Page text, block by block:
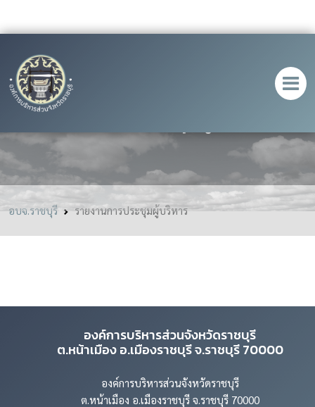
อบจ.ราชบุรี รายงานการประชุมผู้บริหาร
องค์การบริหารส่วนจังหวัดราชบุรี
ต.หน้าเมือง อ.เมืองราชบุรี จ.ราชบุรี 70000
องค์การบริหารส่วนจังหวัดราชบุรี
ต.หน้าเมือง อ.เมืองราชบุรี จ.ราชบุรี 70000